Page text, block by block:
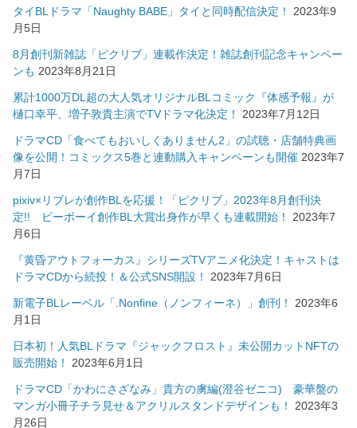
タイBLドラマ「Naughty BABE」タイと同時配信決定！
2023年9
月5日
8月創刊新雑誌「ピクリブ」連載作決定！雑誌創刊記念キャンペー
ンも 2023年8月21日
累計1000万DL超の大人気オリジナルBLコミック『体感予報』が
樋口幸平、増子敦貴主演でTVドラマ化決定！
2023年7月12日
ドラマCD「食べてもおいしくありません2」の試聴・店舗特典画
像を公開！コミックス5巻と連動購入キャンペーンも開催 2023年7
月7日
pixiv×リブレが創作BLを応援！「ピクリブ」2023年8月創刊決
定!! ビーボーイ創作BL大賞出身作が早くも連載開始！
2023年7
月6日
『黄昏アウトフォーカス』シリーズTVアニメ化決定！キャストは
ドラマCDから続投！＆公式SNS開設！
2023年7月6日
新電子BLレーベル「.Nonfine（ノンフィーネ）」創刊！
2023年6
月1日
日本初！人気BLドラマ『ジャックフロスト』未公開カットNFTの
販売開始！
2023年6月1日
ドラマCD「かわにさざなみ」貴方の虜編(澄谷ゼニコ) 豪華盤の
マンガ小冊子チラ見せ＆アクリルスタンドデザインも！
2023年3
月26日